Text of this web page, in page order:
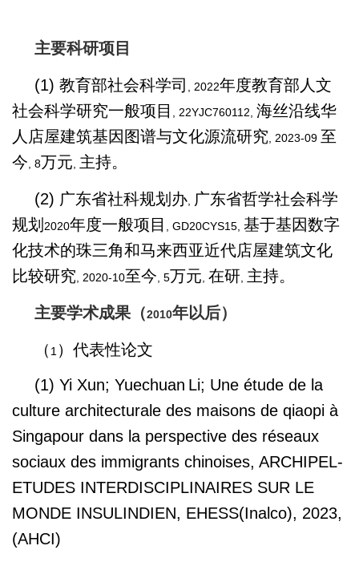
主要科研项目
(1) 教育部社会科学司 , 2022年度教育部人文
社会科学研究一般项目 , 22YJC760112, 海丝沿线华
人店屋建筑基因图谱与文化源流研究, 2023-09 至
今, 8万元, 主持。
(2) 广东省社科规划办, 广东省哲学社会科学
规划 2020年度一般项目 , GD20CYS15, 基于基因数字
化技术的珠三角和马来西亚近代店屋建筑文化
比较研究, 2020-10至今, 5万元, 在研, 主持。
主要学术成果（2010年以后）
（ 1）代表性论文
(1) Yi Xun; Yuechuan Li; Une étude de la
culture architecturale des maisons de qiaopi à
Singapour dans la perspective des réseaux
sociaux des immigrants chinoises, ARCHIPEL-
ETUDES INTERDISCIPLINAIRES SUR LE
MONDE INSULINDIEN, EHESS(Inalco), 2023,
(AHCI)